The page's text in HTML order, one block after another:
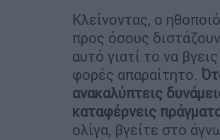
Κλείνοντας, ο
προς όσους
αυτό γιατί το να
φορές απαραίτητο.
ανακαλύπτεις
καταφέρνεις
ολίγα, βγείτε στο